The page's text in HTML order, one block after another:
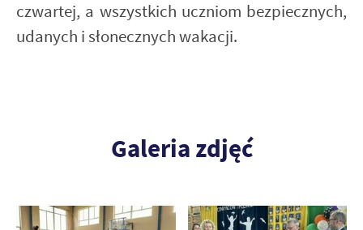
czwartej, a wszystkich uczniom bezpiecznych,
udanych i słonecznych wakacji.
Galeria zdjęć